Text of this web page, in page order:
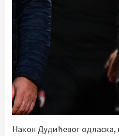
Након Дудићевог одласка,